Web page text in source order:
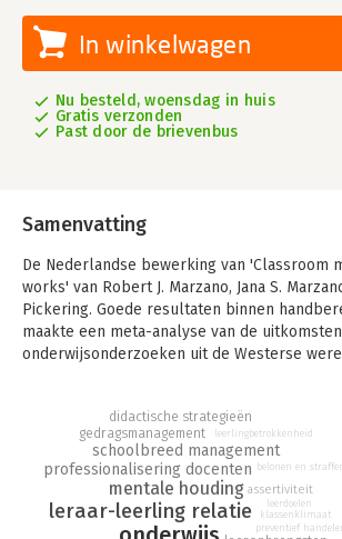
In winkelwagen
Nu besteld, woensdag in huis
Gratis verzonden
Past door de brievenbus
Samenvatting
De Nederlandse bewerking van 'Classroom
works' van Robert J. Marzano, Jana S.
Pickering. Goede resultaten binnen
maakte een meta-analyse van de uitkomsten
onderwijsonderzoeken uit de Westerse
pedagogisch handelen en
In dit boek worden de strategieën
tot een pedagogisch/organisatorisch goede
onderzoek blijkt: Dat leerlingen van hierin
minder vaak de orde verstoren en meer
leraar-leerling relatie
mentale houding
professionalisering docenten
schoolbreed management
gedragsmanagement
didactische strategieën
assertiviteit
leerdoelen
klassenklimaat
preventief
leerlingbetrokkenheid
belonen en